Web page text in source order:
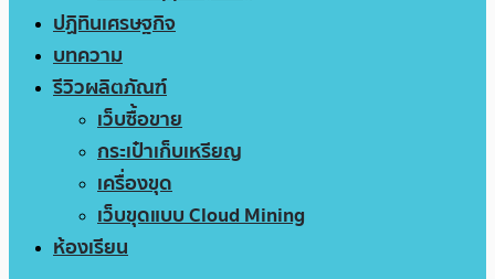
ปฏิทินเศรษฐกิจ
บทความ
รีวิวผลิตภัณฑ์
เว็บซื้อขาย
กระเป๋าเก็บเหรียญ
เครื่องขุด
เว็บขุดแบบ Cloud Mining
ห้องเรียน